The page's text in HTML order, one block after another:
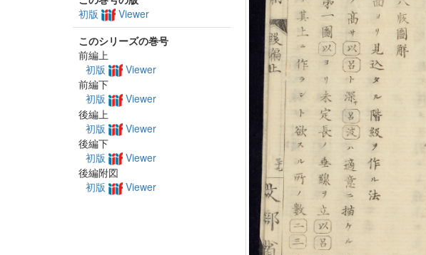
初版
Viewer
このシリーズの巻号
前編上
初版
Viewer
前編下
初版
Viewer
後編上
初版
Viewer
後編下
初版
Viewer
後編附図
初版
Viewer